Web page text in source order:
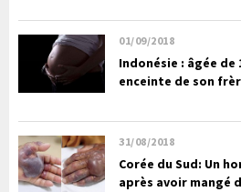
01/09/2018
Indonésie : âgée de
enceinte de son
31/08/2018
Corée du Sud: Un
après avoir mangé